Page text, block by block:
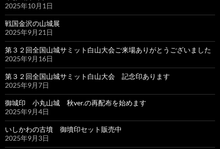
2025年10月1日
戦国金沢の山城展
2025年9月21日
第３２回全国山城サミット白山大会ご来場ありがとうございました
2025年9月16日
第３２回全国山城サミット白山大会 記念印あります
2025年9月7日
御城印 小丸山城 秋ver.の再配布を始めます
2025年9月4日
いしかわの古墳 御墳印セット販売中
2025年9月3日